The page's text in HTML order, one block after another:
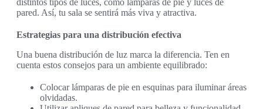
distintos tipos de luces, como lámparas de pie y luces de
pared. Así, tu sala se sentirá más viva y atractiva.
Estrategias para una distribución efectiva
Una buena distribución de luz marca la diferencia. Ten en
cuenta estos consejos para un ambiente equilibrado:
Colocar lámparas de pie en esquinas para iluminar áreas
olvidadas.